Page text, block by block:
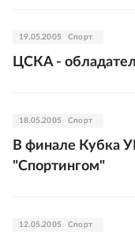
19.05.2005 Спорт
ЦСКА -
18.05.2005 Спорт
В финале Кубка
"Спортингом"
12.05.2005 Спорт